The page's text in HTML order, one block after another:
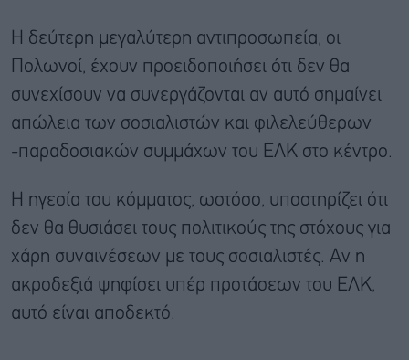
Η δεύτερη μεγαλύτερη αντιπροσωπεία, οι
Πολωνοί, έχουν προειδοποιήσει ότι δεν θα
συνεχίσουν να συνεργάζονται αν αυτό σημαίνει
απώλεια των σοσιαλιστών και φιλελεύθερων
-παραδοσιακών συμμάχων του ΕΛΚ στο κέντρο.
Η ηγεσία του κόμματος, ωστόσο, υποστηρίζει ότι
δεν θα θυσιάσει τους πολιτικούς της στόχους για
χάρη συναινέσεων με τους σοσιαλιστές. Αν η
ακροδεξιά ψηφίσει υπέρ προτάσεων του ΕΛΚ,
αυτό είναι αποδεκτό.